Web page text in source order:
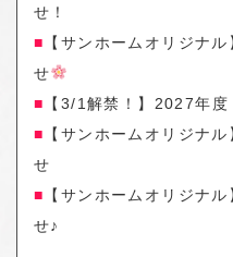
せ！
【サンホームオリジナ
せ
【3/1解禁！】2027年
【サンホームオリジナ
せ
【サンホームオリジナ
せ♪